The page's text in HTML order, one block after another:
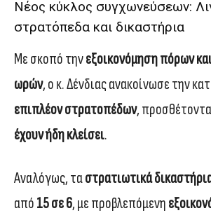
Νέος κύκλος συγχωνεύσεων:
στρατόπεδα και δικαστήρια
Με σκοπό τηνεξοικονόμηση πόρων
ωρών, ο κ. Δένδιας ανακοίνωσε την
επιπλέον στρατοπέδων,
έχουν ήδη κλείσει.
Αναλόγως, ταστρατιωτικά
από 15 σε 6, με προβλεπόμενη